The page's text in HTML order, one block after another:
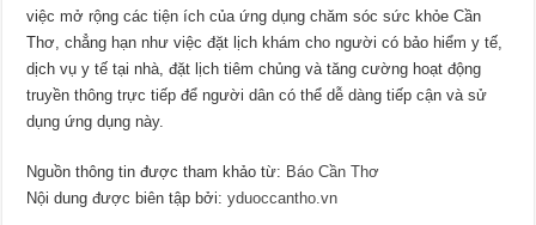
việc mở rộng các tiện ích của ứng dụng chăm sóc sức khỏe Cần
Thơ, chẳng hạn như việc đặt lịch khám cho người có bảo hiểm y tế,
dịch vụ y tế tại nhà, đặt lịch tiêm chủng và tăng cường hoạt động
truyền thông trực tiếp để người dân có thể dễ dàng tiếp cận và sử
dụng ứng dụng này.
Nguồn thông tin được tham khảo từ: Báo Cần Thơ
Nội dung được biên tập bởi:yduoccantho.vn